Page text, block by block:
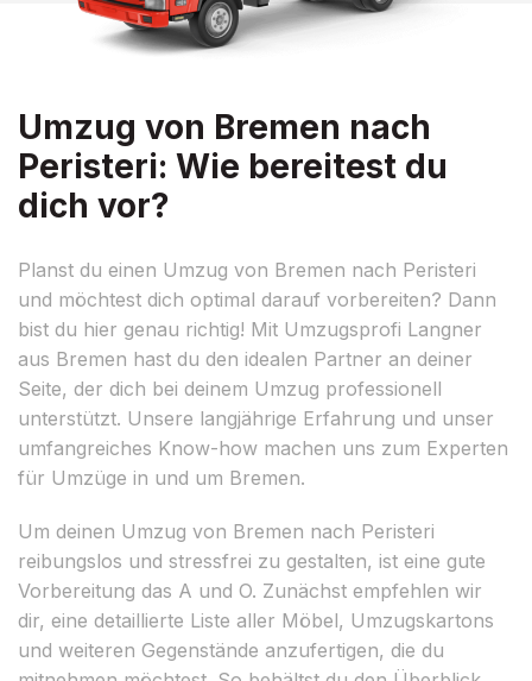
Umzug von Bremen nach
Peristeri: Wie bereitest du
dich vor?
Planst du einen Umzug von Bremen nach Peristeri
und möchtest dich optimal darauf vorbereiten? Dann
bist du hier genau richtig! Mit Umzugsprofi Langner
aus Bremen hast du den idealen Partner an deiner
Seite, der dich bei deinem Umzug professionell
unterstützt. Unsere langjährige Erfahrung und unser
umfangreiches Know-how machen uns zum Experten
für Umzüge in und um Bremen.
Um deinen Umzug von Bremen nach Peristeri
reibungslos und stressfrei zu gestalten, ist eine gute
Vorbereitung das A und O. Zunächst empfehlen wir
dir, eine detaillierte Liste aller Möbel, Umzugskartons
und weiteren Gegenstände anzufertigen, die du